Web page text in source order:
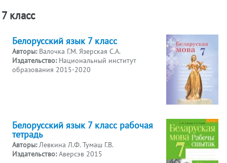
7 класс
Белорусский язык 7 класс
Авторы: Валочка Г.М. Язерская С.А.
Издательство: Национальный институт
образования 2015-2020
Белорусский язык 7 класс рабочая
тетрадь
Авторы:Левкина Л.Ф. Тумаш Г.В.
Издательство:Аверсэв 2015